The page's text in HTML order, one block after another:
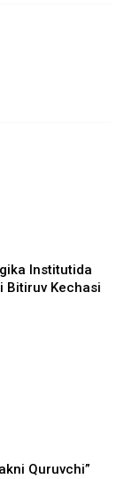
Institutida
Bitiruv Kechasi
Quruvchi”